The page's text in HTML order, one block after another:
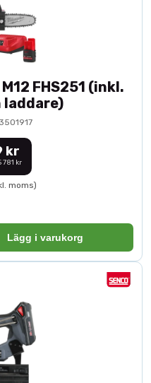
FHS251 (inkl.
kr
781 kr
moms)
Lägg i varukorg